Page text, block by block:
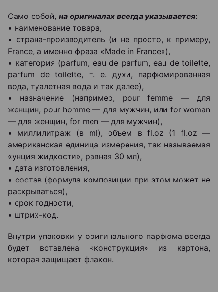
Само собой, на оригиналах всегда указывается:
• наименование товара,
• страна-производитель (и не просто, к примеру,
France, а именно фраза «Made in France»),
• категория (parfum, eau de parfum, еau de toilette,
parfum de toilette, т. е. духи, парфюмированная
вода, туалетная вода и так далее),
• назначение (например, pour femme ― для
женщин, pour homme ― для мужчин, или for woman
― для женщин, for men ― для мужчин),
• миллилитраж (в ml), объем в fl.oz (1 fl.oz ―
американская единица измерения, так называемая
«унция жидкости», равная 30 мл),
• дата изготовления,
• состав (формула композиции при этом может не
раскрываться),
• срок годности,
• штрих-код.
Внутри упаковки у оригинального парфюма всегда
будет вставлена «конструкция» из картона,
которая защищает флакон.